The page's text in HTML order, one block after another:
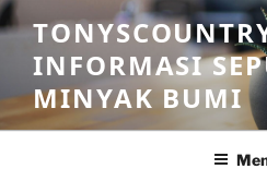
Skip
to
contentINFORMASI
MINYAK BUMI